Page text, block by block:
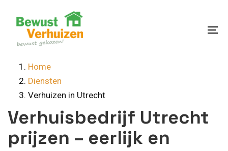
content
Home
Diensten
Verhuizen in Utrecht
Verhuisbedrijf Utrecht
prijzen – eerlijk en